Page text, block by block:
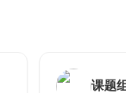
课题